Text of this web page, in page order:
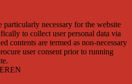
necessary for the website
to collect user personal data via
contents are termed as non-necessary
user consent prior to running